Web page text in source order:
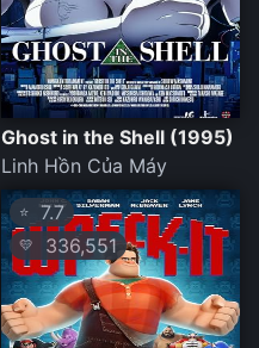
Ghost in the Shell (1995)
Linh Hồn Của Máy
⭐ 7.7
💛 336,551